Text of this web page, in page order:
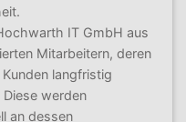
IT GmbH aus
Mitarbeitern, deren
langfristig
werden
an dessen